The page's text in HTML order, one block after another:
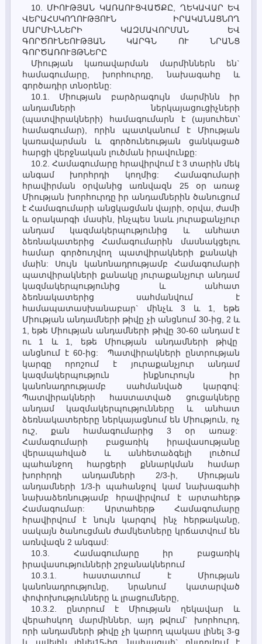
10. ՄԻՈՒԹՅԱՆ ԿԱՌԱՈՒՑՎԱԾՔԸ, ՂԵԿԱՎԱՐ ԵՎ
ՎԵՐԱՀՍԿՈՂՈՒԹՅՈՒՆ ԻՐԱԿԱՆԱՑՆՈՂ
ՄԱՐՄԻՆՆԵՐԻ ԿԱԶՄԱՎՈՐՄԱՆ ԵՎ
ԳՈՐԾՈՒՆԵՈՒԹՅԱՆ ԿԱՐԳՆ ՈՒ ՆՐԱՆՑ
ԳՈՐԾԱՌՈՒՅԹՆԵՐԸ
Միության կառավարման մարմիններն են`
համագումարը, խորհուրդը, նախագահը և
գործադիր տնօրենը:
10.1. Միության բարձրագույն մարմինն իր
անդամների ներկայացուցիչների
(պատվիրակների) համագումարն է (այսուհետ՝
համագումար), որին պատկանում է Միության
կառավարման և գործունեության ցանկացած
հարցի վերջնական լուծման իրավունքը:
10.2. Համագումարը հրավիրվում է 3 տարին մեկ
անգամ խորհրդի կողմից: Համագումարի
հրավիրման օրվանից առնվազն 25 օր առաջ
Միության խորհուրդը իր անդամներին ծանուցում
է Համագումարի անցկացման վայրի, օրվա, ժամի
և օրակարգի մասին, ինչպես նաև յուրաքանչյուր
անդամ կազմակերպությունից և անհատ
ձեռնակատերից Համագումարին մասնակցելու
համար գործուղվող պատվիրակների քանակի
մաին: Սույն կանոնադրությամբ Համագումարի
պատվիրակների քանակը յուրաքանչյուր անդամ
կազմակերպությունից և անհատ
ձեռնակատերից սահմանվում է
համապատասխանաբար` մինչև 3 և 1, եթե
Միության անդամների թիվը չի անցնում 30-ից, 2 և
1, եթե Միության անդամների թիվը 30-60 անդամ է
ու 1 և 1, եթե Միության անդամների թիվը
անցնում է 60-ից: Պատվիրակների ընտրության
կարգը որոշում է յուրաքանչյուր անդամ
կազմակերպություն ինքնուրույն իր
կանոնադրությամբ սահմանված կարգով:
Պատվիրակների հաստատված ցուցակները
անդամ կազմակերպությունները և անհատ
ձեռնակատերերը ներկայացնում են Միություն, ոչ
ուշ, քան համագումարից 3 օր առաջ:
Համագումարի բացառիկ իրավասությանը
վերապահված և անհետաձգելի լուծում
պահանջող հարցերի քննարկման համար
խորհրդի անդամների 2/3-ի, Միության
անդամների 1/3-ի պահանջով կամ նախագահի
նախաձեռնությամբ հրավիրվում է արտահերթ
Համագումար: Արտահերթ Համագումարը
հրավիրվում է նույն կարգով ինչ հերթականը,
սակայն ծանուցման ժամկետները կրճատվում են
առնվազն 2 անգամ:
10.3. Համագումարը իր բացառիկ
իրավասությունների շրջանակներում
10.3.1. հաստատում է Միության
կանոնադրությունը, նրանում կատարված
փոփոխությունները և լրացումները,
10.3.2. ընտրում է Միության ղեկավար և
վերահսկող մարմիններ, այդ թվում` խորհուրդ,
որի անդամների թիվը չի կարող պակաս լինել 3-ց